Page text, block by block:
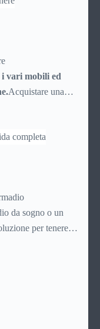
e risparmiando
i vari mobili ed
Acquistare una
dal mercato. In
numero di
l’acquisto della
ci si deve
per acquistare, è
non conoscono a
soddisfarle
oltre al modello di
da sogno o un
per tenere
il
diverse, con 4
e di capi,